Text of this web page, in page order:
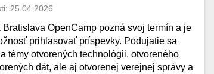
25.04.2026
Bratislava OpenCamp pozná svoj termín a je
prihlasovať príspevky. Podujatie sa
témy otvorených technológii, otvoreného
dát, ale aj otvorenej verejnej správy a